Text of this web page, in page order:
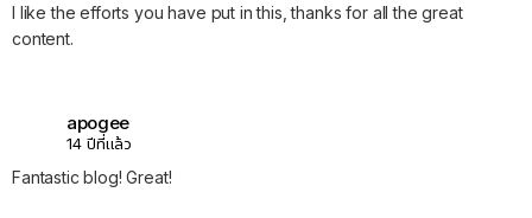
I like the efforts you have put in this, thanks for all the great
content.
apogee
14 ปีที่แล้ว
Fantastic blog! Great!